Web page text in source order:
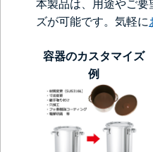
本製品は、用途やご要
ズが可能です。気軽に
容器のカスタマイズ
例